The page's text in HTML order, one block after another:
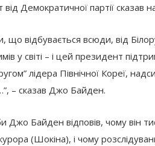
Демократичної партії сказав
що відбувається всюди, від
у світі – і цей президент
лідера Північної Кореї,
– сказав Джо Байден.
Джо Байден відповів, чому він
(Шокіна), і чому